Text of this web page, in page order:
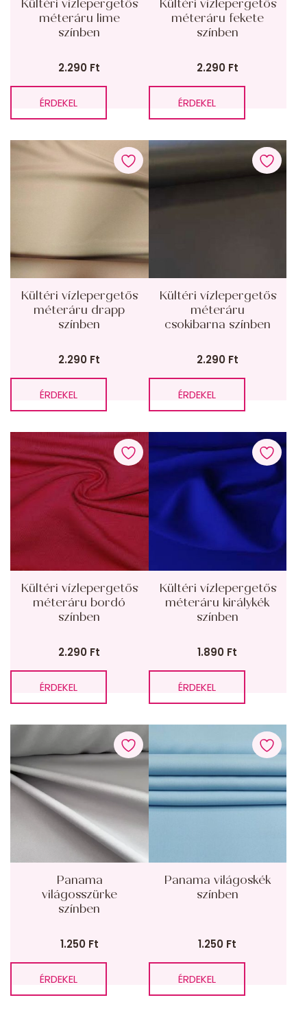
Kültéri vízlepergetős
méteráru lime
színben
2.290 Ft
ÉRDEKEL
Kültéri vízlepergetős
méteráru fekete
színben
2.290 Ft
ÉRDEKEL
Kültéri vízlepergetős
méteráru drapp
színben
2.290 Ft
ÉRDEKEL
Kültéri vízlepergetős
méteráru
csokibarna színben
2.290 Ft
ÉRDEKEL
Kültéri vízlepergetős
méteráru bordó
színben
2.290 Ft
ÉRDEKEL
Kültéri vízlepergetős
méteráru királykék
színben
1.890 Ft
ÉRDEKEL
Panama
világosszürke
színben
1.250 Ft
ÉRDEKEL
Panama világoskék
színben
1.250 Ft
ÉRDEKEL